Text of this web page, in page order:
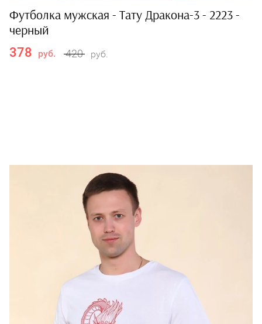
Футболка мужская - Тату Дракона-3 - 2223 -
черный
378 руб. 420 руб.